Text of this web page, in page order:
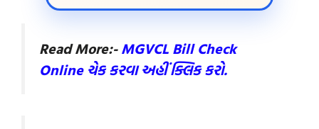
Read More:-MGVCL Bill Check
Online ચેક કરવા અહીં ક્લિક કરો.